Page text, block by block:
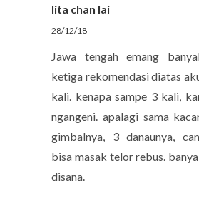
lita chan lai
28/12/18
Jawa tengah emang
ketiga rekomendasi diatas
kali. kenapa sampe 3 kali,
ngangeni. apalagi sama
gimbalnya, 3 danaunya,
bisa masak telor rebus.
disana.